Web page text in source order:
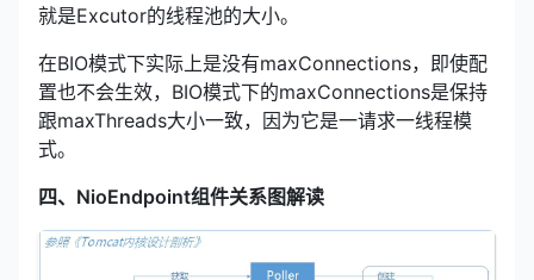
就是Excutor的线程池的大小。
在BIO模式下实际上是没有maxConnections，即使配
置也不会生效，BIO模式下的maxConnections是保持
跟maxThreads大小一致，因为它是一请求一线程模
式。
四、NioEndpoint组件关系图解读